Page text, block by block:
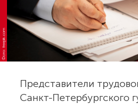
Фото: freepik.com
Представители
Санкт-Петербургского